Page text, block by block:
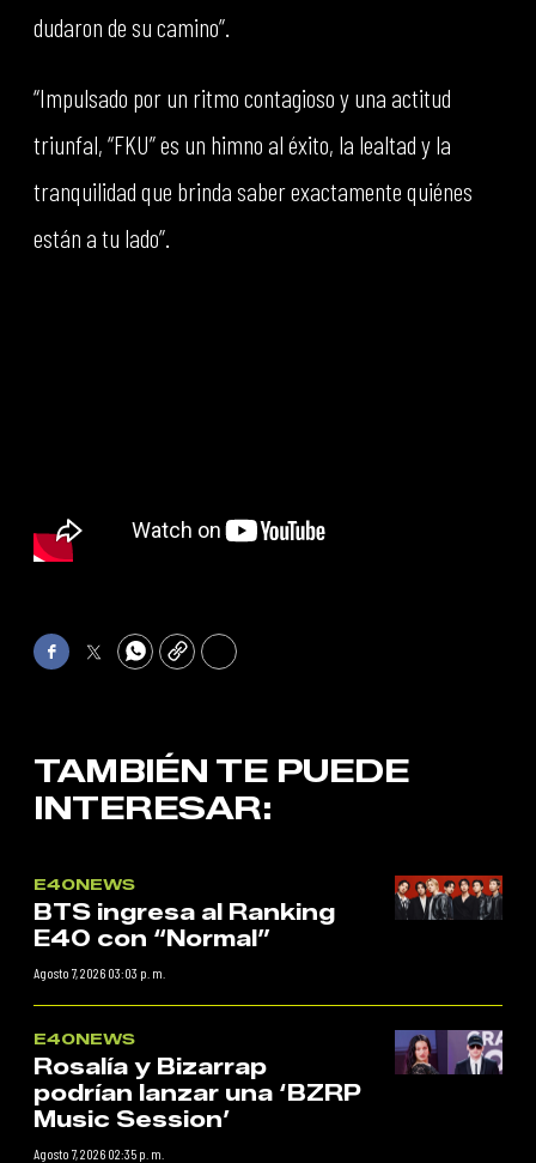
dudaron de su camino”.
“Impulsado por un ritmo contagioso y una actitud
triunfal, “FKU” es un himno al éxito, la lealtad y la
tranquilidad que brinda saber exactamente quiénes
están a tu lado”.
FacebookTwitterWhatsApp
Copy Print
TAMBIÉN TE PUEDE
INTERESAR:
E40NEWS
BTS ingresa al Ranking
E40 con “Normal”
Agosto 7, 2026 03:03 p. m.
E40NEWS
Rosalía y Bizarrap
podrían lanzar una ‘BZRP
Music Session’
Agosto 7, 2026 02:35 p. m.